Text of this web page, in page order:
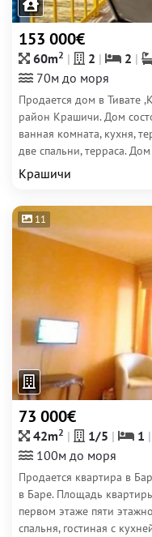
153 000€
60m2 2 2
70м до моря
Продается дом в Тивате
район Крашичи. Дом
ванная комната, кухня,
две спальни, терраса.
Крашичи
11
73 000€
42m2 1/5 1
100м до моря
Продается квартира в
в Баре. Площадь
первом этаже пяти
спальня, гостиная с